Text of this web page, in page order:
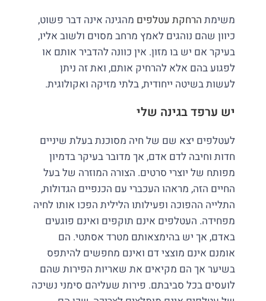
משימת הרחקת עטלפים מהגינה אינה דבר פשוט,
כיוון שהם נוהגים לאמץ מרחב מסוים ולשוב אליו,
בעיקר אם יש בו מזון. אין כוונה להדביר אותם או
לפגוע בהם אלא להרחיק אותם, ואת זה ניתן
לעשות בשיטה ייחודית, בלתי מזיקה ואקולוגית.
יש ערפד בגינה שלי
לעטלפים יצא שם של חיה מסוכנת בעלת שיניים
חדות וחיבה לדם אדם, אך מדובר בעיקר בדמיון
מפותח של יוצרי סרטים. הצורה המוזרה של בעל
החיים הזה, מראהו העכברי עם הכנפיים הגדולות,
התלייה ההפוכה ופעילותו הלילית הפכו אותו לחיה
מפחידה. העטלפים אינם תוקפים ואינם פוגעים
באדם, אך יש בהימצאותם מטרד אסתטי. הם
אומנם אינם מוצצי דם ואינם מחפשים להיתפס
בשיער אך הם מקיאים את שאריות הפירות שהם
לועסים בכל סביבתם. פירות שעליהם סימני נשיכה